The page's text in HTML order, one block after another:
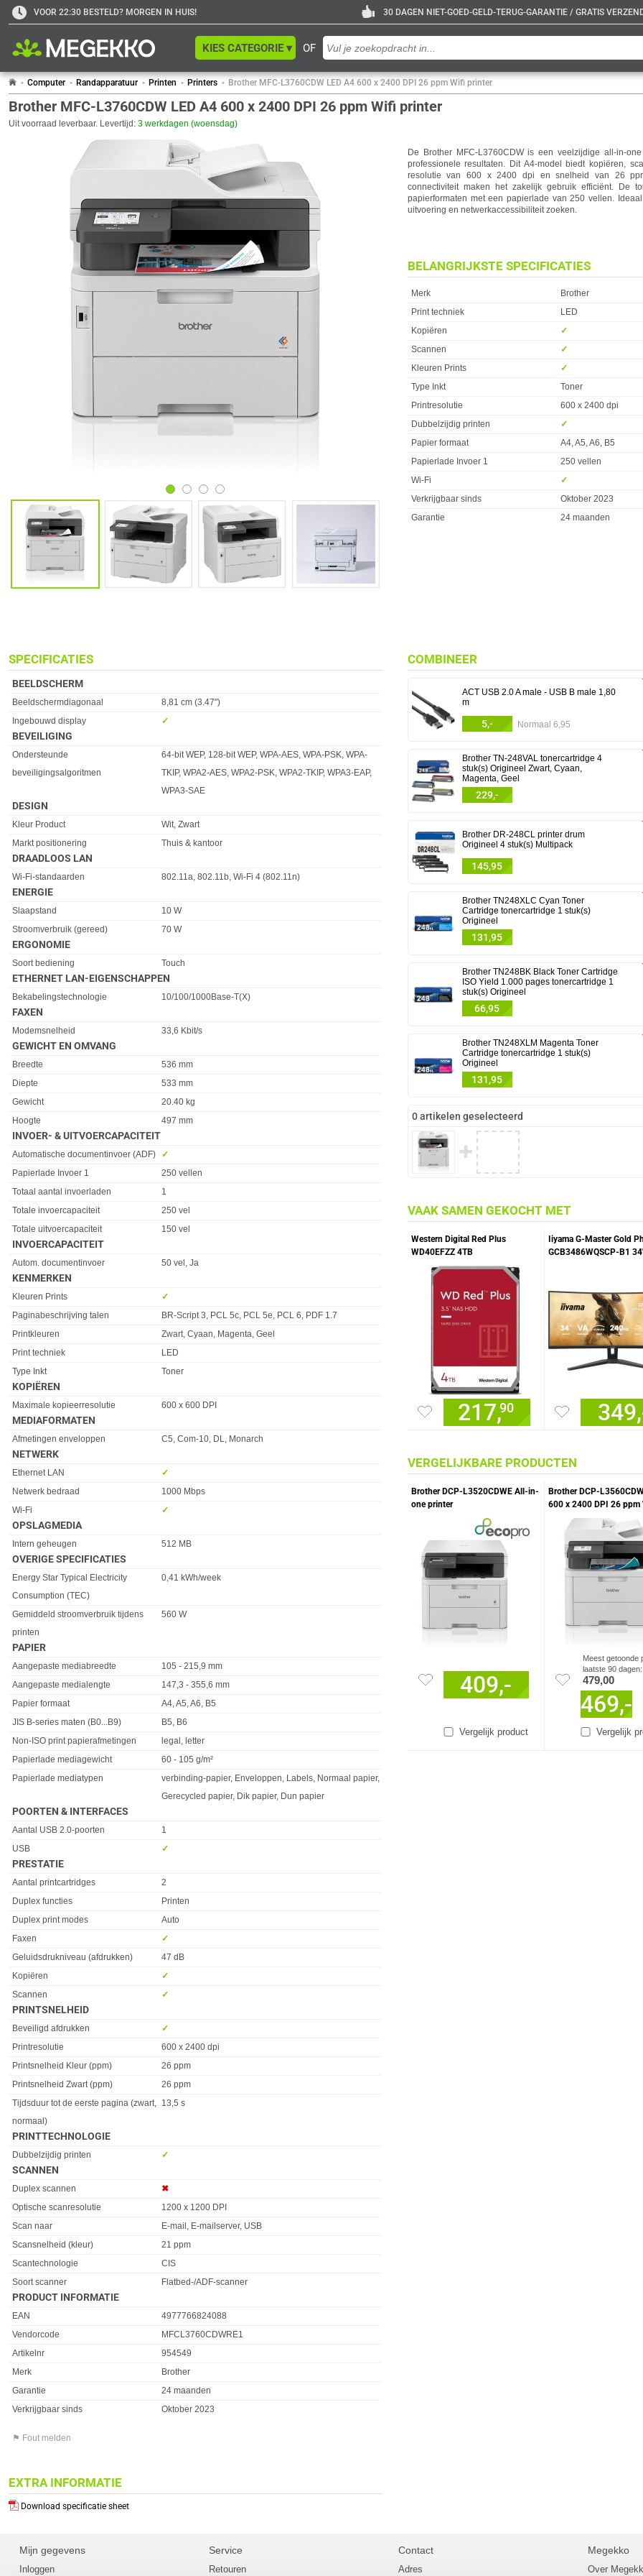
VOOR 22:30 BESTELD? MORGEN IN HUIS! 30 DAGEN NIET-GOED-GELD-TERUG-GARANTIE / GRATIS
OF
KIES CATEGORIE ▾
Computer Randapparatuur Printen Printers Brother MFC-L3760CDW LED A4 600 x 2400 DPI 26 ppm Wifi printer
Brother MFC-L3760CDW LED A4 600 x 2400 DPI 26 ppm Wifi printer
Uit voorraad leverbaar. Levertijd: 3 werkdagen (woensdag)
De Brother MFC-L3760CDW is een veelzijdige all-in-
professionele resultaten. Dit A4-model biedt kopiëren,
resolutie van 600 x 2400 dpi en snelheid van 26
connectiviteit maken het zakelijk gebruik efficiënt. De
papierformaten met een papierlade van 250 vellen.
uitvoering en netwerkaccessibiliteit zoeken.
BELANGRIJKSTE SPECIFICATIES
Eigenschap
Merk
Brother
Print techniek
LED
Kopiëren
✓︎
Scannen
✓︎
Kleuren Prints
✓︎
Type Inkt
Toner
Printresolutie
600 x 2400 dpi
Dubbelzijdig printen
✓︎
Papier formaat
A4, A5, A6, B5
Papierlade Invoer 1
250 vellen
Wi-Fi
✓︎
Verkrijgbaar sinds
Oktober 2023
Garantie
24 maanden
SPECIFICATIES
BEELDSCHERM
Eigenschap Waarde
Beeldschermdiagonaal
8,81 cm (3.47")
Ingebouwd display
✓︎
BEVEILIGING
Eigenschap Waarde
Ondersteunde
beveiligingsalgoritmen
64-bit WEP, 128-bit WEP, WPA-AES, WPA-PSK, WPA-
TKIP, WPA2-AES, WPA2-PSK, WPA2-TKIP, WPA3-EAP,
WPA3-SAE
DESIGN
Eigenschap Waarde
Kleur Product
Wit, Zwart
Markt positionering
Thuis & kantoor
DRAADLOOS LAN
Eigenschap Waarde
Wi-Fi-standaarden 802.11a, 802.11b, Wi-Fi 4 (802.11n)
ENERGIE
Eigenschap
Slaapstand
10 W
Stroomverbruik (gereed)
70 W
ERGONOMIE
Eigenschap Waarde
Soort bediening Touch
ETHERNET LAN-EIGENSCHAPPEN
Eigenschap Waarde
Bekabelingstechnologie 10/100/1000Base-T(X)
FAXEN
Eigenschap Waarde
Modemsnelheid 33,6 Kbit/s
GEWICHT EN OMVANG
Eigenschap
Breedte
536 mm
Diepte
533 mm
Gewicht
20.40 kg
Hoogte
497 mm
INVOER- & UITVOERCAPACITEIT
Eigenschap Waarde
Automatische documentinvoer (ADF)
✓︎
Papierlade Invoer 1
250 vellen
Totaal aantal invoerladen
1
Totale invoercapaciteit
250 vel
Totale uitvoercapaciteit
150 vel
INVOERCAPACITEIT
Eigenschap Waarde
Autom. documentinvoer 50 vel, Ja
KENMERKEN
Eigenschap Waarde
Kleuren Prints
✓︎
Paginabeschrijving talen
BR-Script 3, PCL 5c, PCL 5e, PCL 6, PDF 1.7
Printkleuren
Zwart, Cyaan, Magenta, Geel
Print techniek
LED
Type Inkt
Toner
KOPIËREN
Eigenschap Waarde
Maximale kopieerresolutie 600 x 600 DPI
MEDIAFORMATEN
Eigenschap Waarde
Afmetingen enveloppen C5, Com-10, DL, Monarch
NETWERK
Eigenschap Waarde
Ethernet LAN
✓︎
Netwerk bedraad
1000 Mbps
Wi-Fi
✓︎
OPSLAGMEDIA
Eigenschap Waarde
Intern geheugen 512 MB
OVERIGE SPECIFICATIES
Eigenschap Waarde
Energy Star Typical Electricity
Consumption (TEC)
0,41 kWh/week
Gemiddeld stroomverbruik tijdens
printen
560 W
PAPIER
Eigenschap Waarde
Aangepaste mediabreedte
105 - 215,9 mm
Aangepaste medialengte
147,3 - 355,6 mm
Papier formaat
A4, A5, A6, B5
JIS B-series maten (B0...B9)
B5, B6
Non-ISO print papierafmetingen
legal, letter
Papierlade mediagewicht
60 - 105 g/m²
Papierlade mediatypen
verbinding-papier, Enveloppen, Labels, Normaal papier,
Gerecycled papier, Dik papier, Dun papier
POORTEN & INTERFACES
Eigenschap Waarde
Aantal USB 2.0-poorten
1
USB
✓︎
PRESTATIE
Eigenschap Waarde
Aantal printcartridges
2
Duplex functies
Printen
Duplex print modes
Auto
Faxen
✓︎
Geluidsdrukniveau (afdrukken)
47 dB
Kopiëren
✓︎
Scannen
✓︎
PRINTSNELHEID
Eigenschap Waarde
Beveiligd afdrukken
✓︎
Printresolutie
600 x 2400 dpi
Printsnelheid Kleur (ppm)
26 ppm
Printsnelheid Zwart (ppm)
26 ppm
Tijdsduur tot de eerste pagina (zwart,
normaal)
13,5 s
PRINTTECHNOLOGIE
Eigenschap Waarde
Dubbelzijdig printen ✓︎
SCANNEN
Eigenschap Waarde
Duplex scannen
✖︎
Optische scanresolutie
1200 x 1200 DPI
Scan naar
E-mail, E-mailserver, USB
Scansnelheid (kleur)
21 ppm
Scantechnologie
CIS
Soort scanner
Flatbed-/ADF-scanner
PRODUCT INFORMATIE
EAN
4977766824088
Vendorcode
MFCL3760CDWRE1
Artikelnr
954549
Merk
Brother
Garantie
24 maanden
Verkrijgbaar sinds
Oktober 2023
⚑ Fout melden
EXTRA INFORMATIE
Download specificatie sheet
COMBINEER
ACT USB 2.0 A male - USB B male 1,80
m
5,- Normaal 6,95
Brother TN-248VAL tonercartridge 4
stuk(s) Origineel Zwart, Cyaan,
Magenta, Geel
229,-
Brother DR-248CL printer drum
Origineel 4 stuk(s) Multipack
145,95
Brother TN248XLC Cyan Toner
Cartridge tonercartridge 1 stuk(s)
Origineel
131,95
Brother TN248BK Black Toner Cartridge
ISO Yield 1.000 pages tonercartridge 1
stuk(s) Origineel
66,95
Brother TN248XLM Magenta Toner
Cartridge tonercartridge 1 stuk(s)
Origineel
131,95
0 artikelen geselecteerd
✚
VAAK SAMEN GEKOCHT MET
Western Digital Red Plus
WD40EFZZ 4TB
217,90
Iiyama G-Master Gold
GCB3486WQSCP-B1
VERGELIJKBARE PRODUCTEN
Brother DCP-L3520CDWE All-in-
one printer
Vergelijk product
409,-
Brother DCP-
600 x 2400 DPI 26 ppm
printer
Vergelijk
Meest getoonde
laatste 90 dagen:
479,00
469,-
Mijn gegevens
Inloggen
Service
Retouren
Contact
Adres
Megekko
Over